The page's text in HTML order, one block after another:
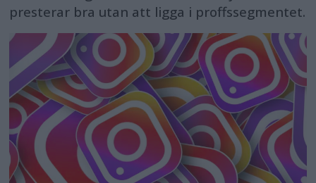
presterar bra utan att ligga i proffssegmentet.